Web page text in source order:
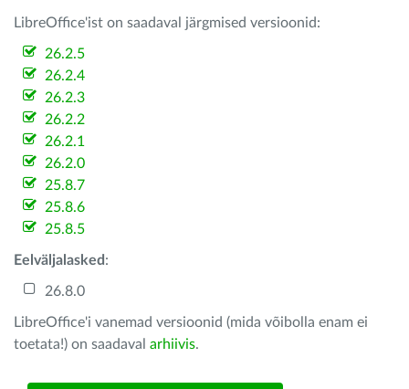
LibreOffice'ist on saadaval järgmised versioonid:
26.2.5
26.2.4
26.2.3
26.2.2
26.2.1
26.2.0
25.8.7
25.8.6
25.8.5
Eelväljalasked :
26.8.0
LibreOffice'i vanemad versioonid (mida võibolla enam ei
toetata!) on saadaval arhiivis.